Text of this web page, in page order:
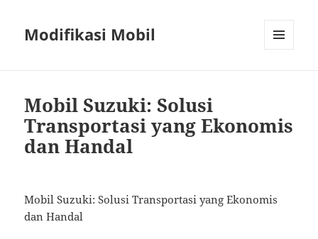
Modifikasi Mobil
Mobil Suzuki: Solusi
Transportasi yang Ekonomis
dan Handal
Mobil Suzuki: Solusi Transportasi yang Ekonomis
dan Handal